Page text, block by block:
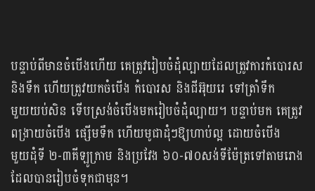
បន្ទាប់ពីមានចំបើងហើយ គេត្រូវរៀបចំដុំល្បាយដែលត្រូវការកំបោរស
និងទឹក ហើយត្រូវយកចំបើង កំបោរស និងជីអ៊ុយរេ ទៅត្រាំទឹក
មួយយប់សិន ទើបស្រង់ចំបើងមករៀបចំដុំល្បាយ។ បន្ទាប់មក គេត្រូវ
ពង្រាយចំបើង ផ្សើមទឹក ហើយមូជាដុំៗឱ្យហាប់ល្អ ដោយចំបើង
មួយដុំទី ២-៣គីឡូក្រាម និងប្រវែង ៦០-៧០សង់ទីម៉ែត្រទៅតាមរោង
ដែលបានរៀបចំទុកជាមុន។